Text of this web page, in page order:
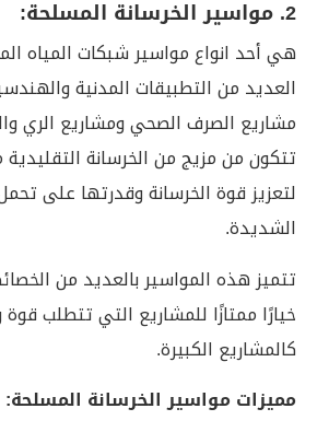
2. مواسير الخرسانة المسلحة:
هي أحد انواع مواسير شبكات المياه
العديد من التطبيقات المدنية
مشاريع الصرف الصحي ومشاريع الري
تتكون من مزيج من الخرسانة
لتعزيز قوة الخرسانة وقدرتها على
الشديدة.
تتميز هذه المواسير بالعديد من
خيارًا ممتازًا للمشاريع التي تتطلب قوة
كالمشاريع الكبيرة.
مميزات مواسير الخرسانة المسلحة: